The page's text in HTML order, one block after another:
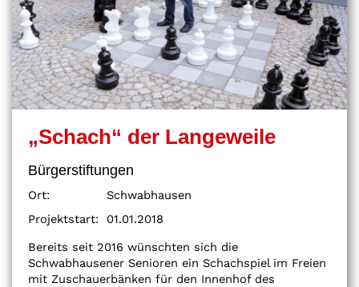
„Schach“ der Langeweile
Bürgerstiftungen
Ort:
Schwabhausen
Projektstart:
01.01.2018
Bereits seit 2016 wünschten sich die
Schwabhausener Senioren ein Schachspiel im Freien
mit Zuschauerbänken für den Innenhof des